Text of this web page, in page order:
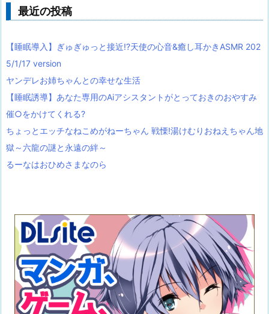
最近の投稿
【睡眠導入】ぎゅぎゅっと接近!?天使の心音&癒し耳かきASMR 202
5/1/17 version
ヤンデレお姉ちゃんとの幸せな生活
【睡眠誘導】あなた専用のAiアシスタントがとっておきのおやすみ
催○をかけてくれる?
ちょっとエッチなねこめがねーちゃん 戦慄!湯けむりおねえちゃん地
獄～六龍の謎と永遠の絆～
るーなはおひめさまなのら